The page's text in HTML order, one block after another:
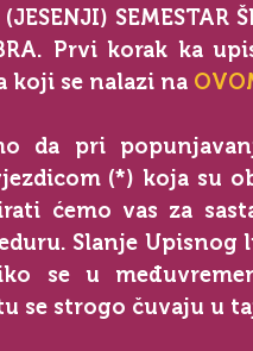
SEMESTAR
Prvi korak ka
koji se nalazi na
da pri
(*) koja su
ćemo vas za
Slanje Upisnog
se u
se strogo čuvaju u